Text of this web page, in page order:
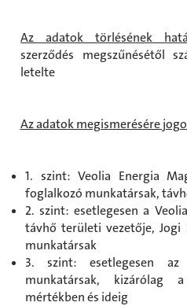
Az adatok törlésének
szerződés megszűnésétől
letelte
Az adatok megismerésére
1. szint: Veolia Energia
foglalkozó munkatársak,
2. szint: esetlegesen a
távhő területi vezetője, Jogi
munkatársak
3. szint: esetlegesen az
munkatársak, kizárólag
mértékben és ideig